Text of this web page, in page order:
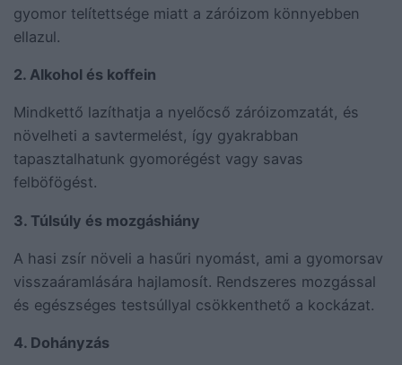
gyomor telítettsége miatt a záróizom könnyebben
ellazul.
2. Alkohol és koffein
Mindkettő lazíthatja a nyelőcső záróizomzatát, és
növelheti a savtermelést, így gyakrabban
tapasztalhatunk gyomorégést vagy savas
felböfögést.
3. Túlsúly és mozgáshiány
A hasi zsír növeli a hasűri nyomást, ami a gyomorsav
visszaáramlására hajlamosít. Rendszeres mozgással
és egészséges testsúllyal csökkenthető a kockázat.
4. Dohányzás